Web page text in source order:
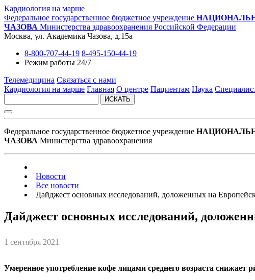
Кардиология на марше
Федеральное государственное бюджетное учреждение
ЧАЗОВА Министерства здравоохранения Российской Федерации
Москва, ул. Академика Чазова, д.15а
8-800-707-44-19 8-495-150-44-19
Режим работы 24/7
Телемедицина Связаться с нами
Кардиология на марше Главная О центре Пациентам Наука
ИСКАТЬ
Федеральное государственное бюджетное учреждение
ЧАЗОВА Министерства здравоохранения
Новости
Все новости
Дайджест основных исследований, доложенных на
Дайджест основных исследований,
1 сентября 2021
Умеренное употребление кофе лицами среднего возраста снижает